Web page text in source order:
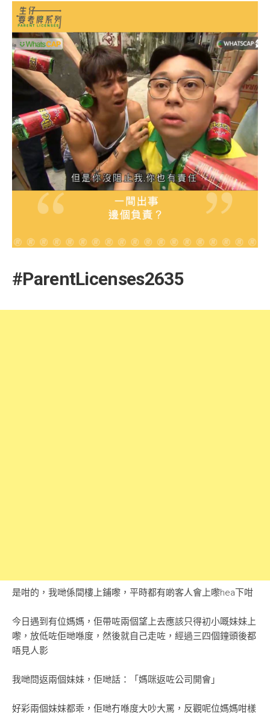
#ParentLicenses2635
是咁的，我哋係間樓上鋪嚟，平時都有啲客人會上嚟hea下咁
今日遇到有位媽媽，佢帶咗兩個望上去應該只得初小嘅妹妹上
嚟，放低咗佢哋喺度，然後就自己走咗，經過三四個鐘頭後都
唔見人影
我哋問返兩個妹妹，佢哋話：「媽咪返咗公司開會」
好彩兩個妹妹都乖，佢哋冇喺度大吵大罵，反觀呢位媽媽咁樣